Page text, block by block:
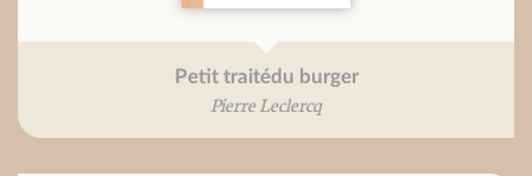
Petit traitédu burger
Pierre Leclercq